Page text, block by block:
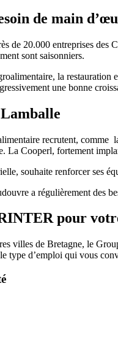
de main
de 20.000 entreprises des
sont saisonniers.
la
une bonne
recrutent,
La Cooperl, fortement
souhaite renforcer ses
a régulièrement des
pour
villes de Bretagne, le
d’emploi qui vous